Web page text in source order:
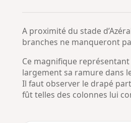
A proximité du stade
branches ne manqueront
Ce magnifique
largement sa ramure dans
Il faut observer le drapé
fût telles des colonnes lui